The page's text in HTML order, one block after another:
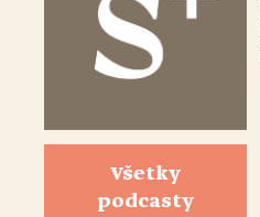
Všetky
podcasty